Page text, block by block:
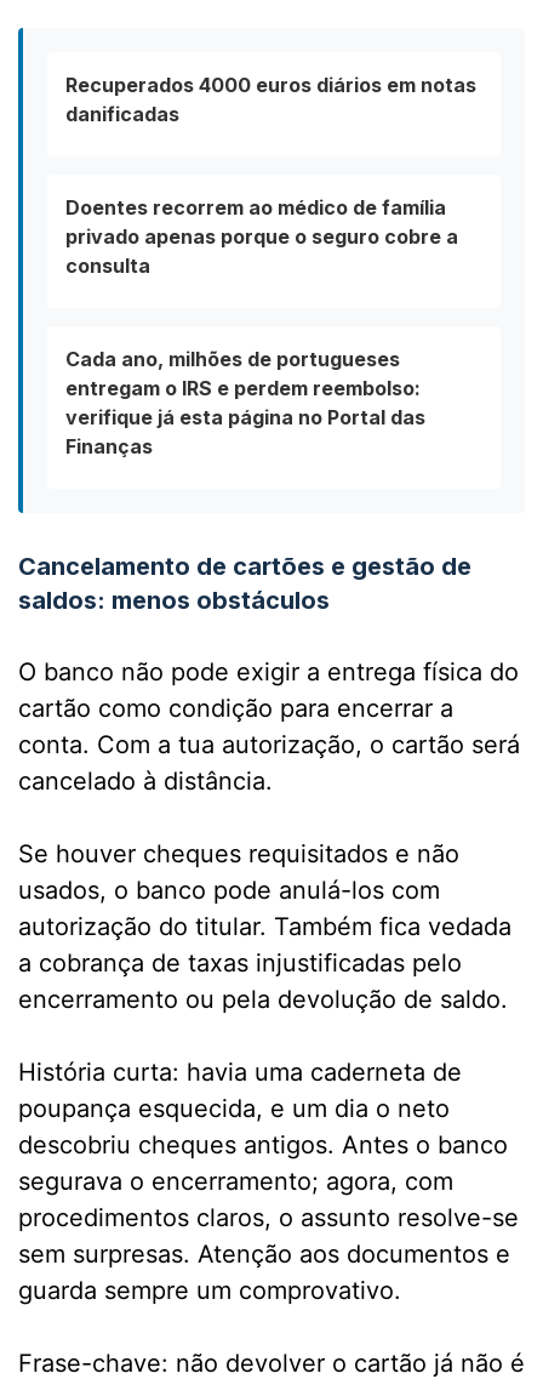
Recuperados 4000 euros diários em notas
danificadas
Doentes recorrem ao médico de família
privado apenas porque o seguro cobre a
consulta
Cada ano, milhões de portugueses
entregam o IRS e perdem reembolso:
verifique já esta página no Portal das
Finanças
Cancelamento de cartões e gestão de
saldos: menos obstáculos
O banco não pode exigir a entrega física do
cartão como condição para encerrar a
conta. Com a tua autorização, o cartão será
cancelado à distância.
Se houver cheques requisitados e não
usados, o banco pode anulá-los com
autorização do titular. Também fica vedada
a cobrança de taxas injustificadas pelo
encerramento ou pela devolução de saldo.
História curta: havia uma caderneta de
poupança esquecida, e um dia o neto
descobriu cheques antigos. Antes o banco
segurava o encerramento; agora, com
procedimentos claros, o assunto resolve-se
sem surpresas. Atenção aos documentos e
guarda sempre um comprovativo.
Frase-chave: não devolver o cartão já não é